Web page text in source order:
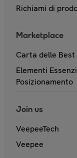
Richiami di
Marketplace
Carta delle
Elementi
Posizionamento
Join us
VeepeeTech
Veepee